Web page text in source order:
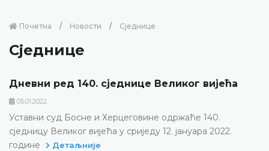
Почетна Новости Сједнице
Сједнице
Дневни ред 140. сједнице Великог вијећа
05.01.2022.
Уставни суд Босне и Херцеговине одржаће 140.
сједницу Великог вијећа у сриједу 12. јануара 2022.
године
Детаљније